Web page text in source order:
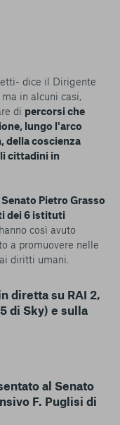
- dice il Dirigente
ma in alcuni casi,
di percorsi che
lungo l'arco
della coscienza
cittadini in
Pietro Grasso
dei 6 istituti
così avuto
a promuovere nelle
diritti umani.
diretta su RAI 2,
di Sky) e sulla
al Senato
F. Puglisi di